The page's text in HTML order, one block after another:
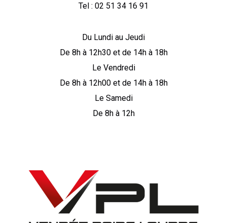
Tel : 02 51 34 16 91
Du Lundi au Jeudi
De 8h à 12h30 et de 14h à 18h
Le Vendredi
De 8h à 12h00 et de 14h à 18h
Le Samedi
De 8h à 12h